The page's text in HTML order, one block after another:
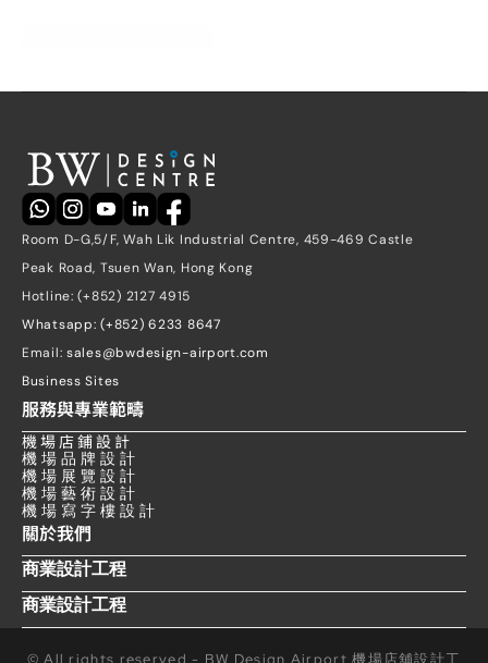
Room D-G,5/F, Wah Lik Industrial Centre, 459-469 Castle
Peak Road, Tsuen Wan, Hong Kong
Hotline: (+852) 2127 4915
Whatsapp: (+852) 6233 8647
Email: sales@bwdesign-airport.com
Business Sites
服務與專業範疇
機 場 店 鋪 設 計
機 場 品 牌 設 計
機 場 展 覽 設 計
機 場 藝 術 設 計
機 場 寫 字 樓 設 計
關於我們
商業設計工程
商業設計工程
© All rights reserved - BW Design Airport 機場店舖設計工